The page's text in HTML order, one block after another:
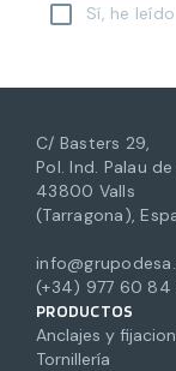
Sí, he
C/ Basters 29,
Pol. Ind. Palau de
43800 Valls
(Tarragona),
(+34) 977 60 84
PRODUCTOS
Anclajes y
Tornillería